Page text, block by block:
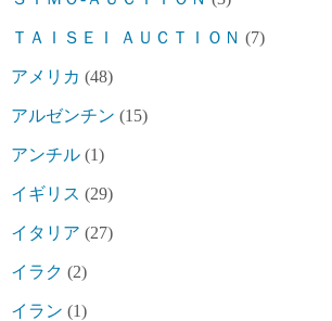
ＴＡＩＳＥＩ ＡＵＣＴＩＯＮ (7)
アメリカ (48)
アルゼンチン (15)
アンチル (1)
イギリス (29)
イタリア (27)
イラク (2)
イラン (1)